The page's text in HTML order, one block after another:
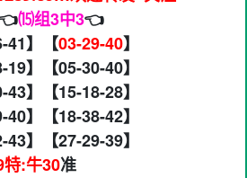
⒂组3中3👈
41】【03-29-40】
19】【05-30-40】
43】【15-18-28】
40】【18-38-42】
43】【27-29-39】
:牛30准